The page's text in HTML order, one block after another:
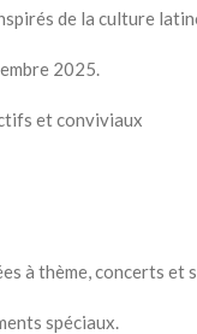
de la culture
2025.
et conviviaux
à thème, concerts et
spéciaux.